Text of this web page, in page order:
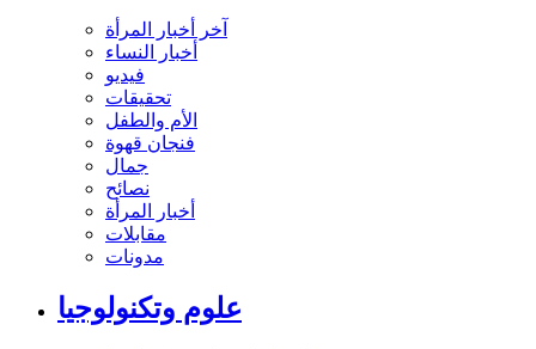
آخر أخبار المرأة
أخبار النساء
فيديو
تحقيقات
الأم والطفل
فنجان قهوة
جمال
نصائح
أخبار المرأة
مقابلات
مدونات
علوم وتكنولوجيا